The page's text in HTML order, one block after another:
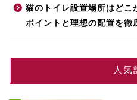
猫のトイレ設置場所はどこ
ポイントと理想の配置を徹
人気